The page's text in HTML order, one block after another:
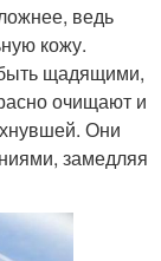
ведь
кожу.
щадящими,
очищают и
Они
замедляя